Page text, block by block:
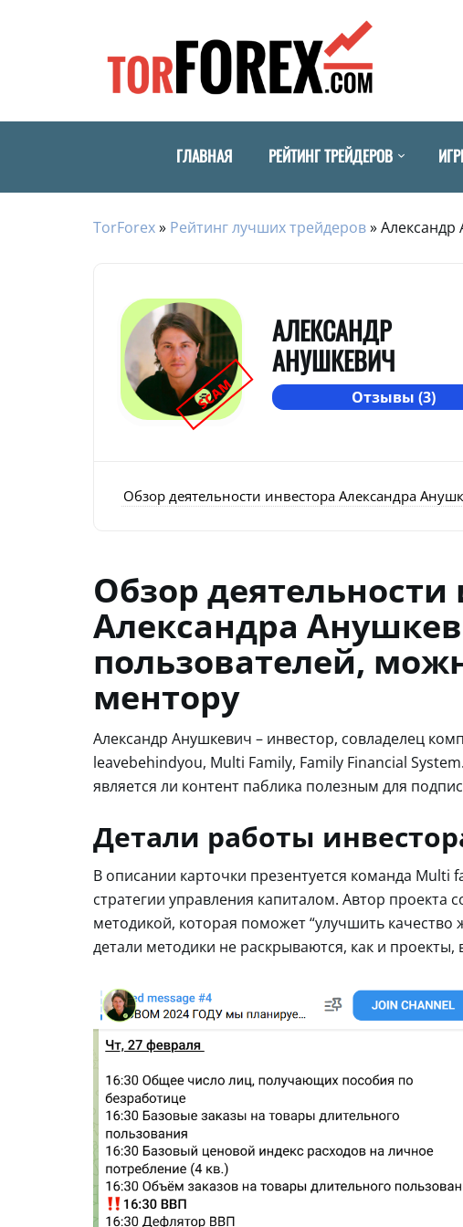
ГЛАВНАЯ РЕЙТИНГ ТРЕЙДЕРОВ
TorForex» Рейтинг лучших трейдеров»Александр
SCAM
АЛЕКСАНДР
АНУШКЕВИЧ
Отзывы (3)
Обзор деятельности инвестора Александра
Обзор деятельности
Александра
пользователей,
ментору
Александр Анушкевич – инвестор, совладелец
leavebehindyou, Multi Family, Family Financial
является ли контент паблика полезным для
Детали работы
В описании карточки презентуется команда Multi
стратегии управления капиталом. Автор проекта
методикой, которая поможет “улучшить качество
детали методики не раскрываются, как и